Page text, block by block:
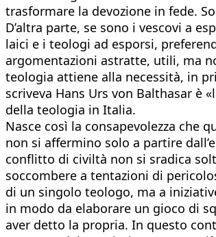
trasformare la devozione in fede.
D’altra parte, se sono i vescovi a
laici e i teologi ad esporsi,
argomentazioni astratte, utili, ma
teologia attiene alla necessità, in
scriveva Hans Urs von Balthasar è
della teologia in Italia.
Nasce così la consapevolezza che
non si affermino solo a partire
conflitto di civiltà non si sradica
soccombere a tentazioni di
di un singolo teologo, ma a
in modo da elaborare un gioco di
aver detto la propria. In questo